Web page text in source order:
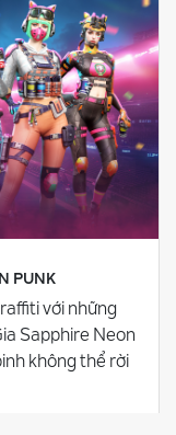
PUNK
với những
Sapphire Neon
không thể rời